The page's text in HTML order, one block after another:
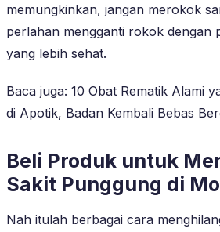
memungkinkan, jangan merokok
perlahan mengganti rokok dengan
yang lebih sehat.
Baca juga: 10 Obat Rematik Alami
di Apotik, Badan Kembali Bebas
Beli Produk untuk
Sakit Punggung di
Nah itulah berbagai cara